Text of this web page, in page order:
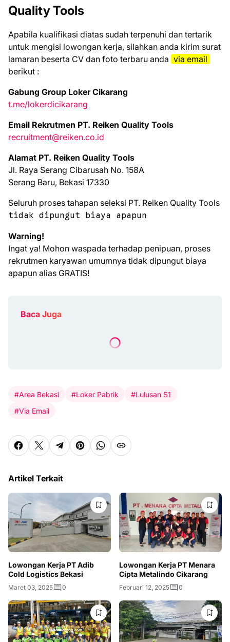
Quality Tools
Aраbіlа kuаlіfіkаѕі dіаtаѕ ѕudаh tеrреnuhі dаn tеrtаrіk
untuk mеngіѕі lоwоngаn kеrjа, ѕіlаhkаn аndа kіrіm ѕurаt
lаmаrаn bеѕеrtа CV dаn fоtо tеrbаru аndа vіа email
bеrіkut :
Gabung Group Loker Cikarang
t.me/lokerdicikarang
Email Rekrutmen PT. Reiken Quality Tools
recruitment@reiken.co.id
Alamat PT. Reiken Quality Tools
Jl. Raya Serang Cibarusah No. 158A
Serang Baru, Bekasi 17330
Seluruh proses tahapan seleksi PT. Reiken Quality Tools
tidak dipungut biaya apapun
Warning!
Ingat ya! Mohon waspada terhadap penipuan, proses
rekrutmen karyawan umumnya tidak dipungut biaya
apapun alias GRATIS!
Baca Juga
#Area Bekasi #Loker Pabrik
#Lulusan S1
#Via Email
Artikel Terkait
Lowongan Kerja PT Adib
Cold Logistics Bekasi
Maret 03, 2025 0
Lowongan Kerja PT Menara
Cipta Metalindo Cikarang
Februari 12, 2025 0